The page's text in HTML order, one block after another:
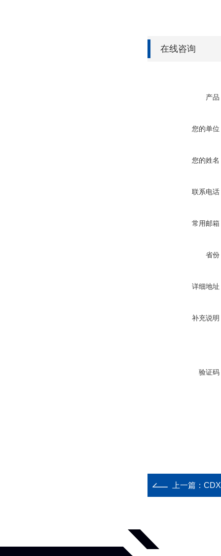
在线咨询
产品
您的单位
您的姓名
联系电话
常用邮箱
省份
详细地址
补充说明
验证码
上一篇：